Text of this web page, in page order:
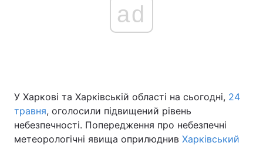
ad
У Харкові та Харківській області на сьогодні, 24
травня, оголосили підвищений рівень
небезпечності. Попередження про небезпечні
метеорологічні явища оприлюднив Харківський